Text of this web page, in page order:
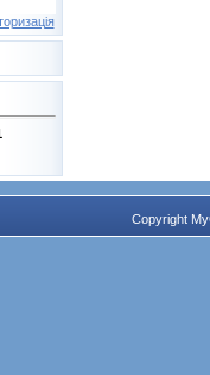
Copyright